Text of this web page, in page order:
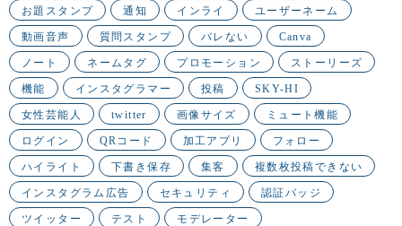
お題スタンプ 通知 インライ ユーザーネーム
動画音声 質問スタンプ バレない Canva
ノート ネームタグ プロモーション ストーリーズ
機能 インスタグラマー 投稿 SKY-HI
女性芸能人 twitter 画像サイズ ミュート機能
ログイン QRコード 加工アプリ フォロー
ハイライト 下書き保存 集客 複数枚投稿できない
インスタグラム広告 セキュリティ 認証バッジ
ツイッター テスト モデレーター